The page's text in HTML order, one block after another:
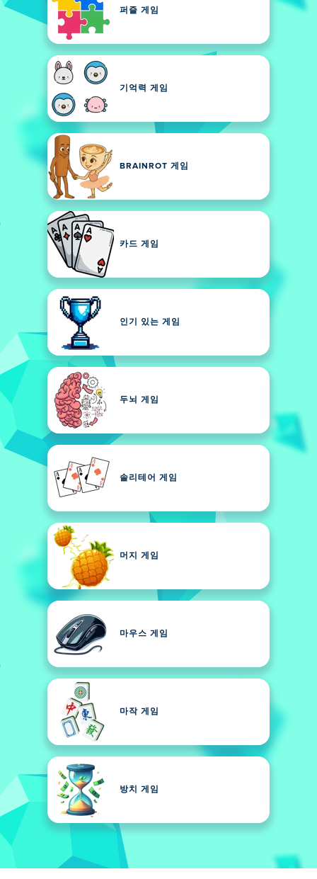
퍼즐 게임
기억력 게임
BRAINROT 게임
카드 게임
인기 있는 게임
두뇌 게임
솔리테어 게임
머지 게임
마우스 게임
마작 게임
방치 게임